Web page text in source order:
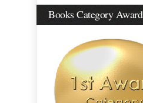
Books Category Award